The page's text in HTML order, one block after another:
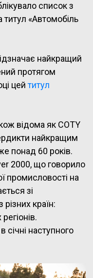
список з
титул «Автомобіль
найкращий
протягом
цейтитул
відома як COTY
найкращим
понад 60 років.
2000, що говорило
промисловості на
зі
різних країн:
наступного